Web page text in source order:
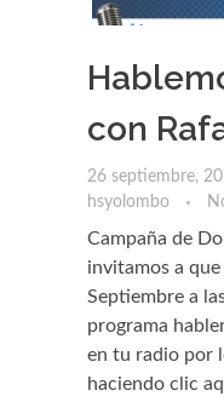
con
26 septiembre,
hsyolombo
Campaña de
invitamos a
Septiembre a
programa
en tu radio por
haciendo clic